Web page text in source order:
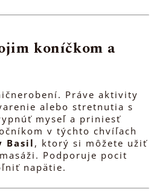
koníčkom a
Práve aktivity
alebo stretnutia s
myseľ a priniesť
v týchto chvíľach
Basil, ktorý si môžete užiť
Podporuje pocit
napätie.